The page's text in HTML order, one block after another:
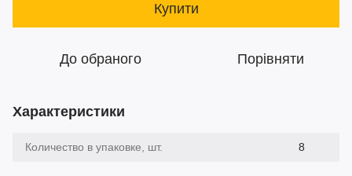
Купити
До обраного Порівняти
Характеристики
Количество в упаковке, шт. 8